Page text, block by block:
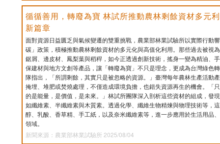
循循善用，轉廢為寶 林試所推動農林剩餘資材多元
新篇章
面對資源日益匱乏與氣候變遷的雙重挑戰，農業部林業試驗所以實際行動
碳」政策，積極推動農林剩餘資材的多元化與高值化利用。那些過去被視
鋸屑、邊皮材、鳳梨葉與稻稈，如今正透過創新技術，搖身一變為精油、
保建材與地方文創等產品，讓「轉廢為寶」不只是理念，更成為台灣綠色
隊指出，「所謂剩餘，其實只是被忽略的資源。」臺灣每年農林生產活動
掩埋、堆肥或焚燒處理，不僅造成環境負擔，也錯失資源再生的機會。「
的是能量，是價值，是未來。」林試所團隊深入剖析這些資材的組成，發
如纖維素、半纖維素與木質素。透過化學、纖維生物精煉與物理技術等，
醇、乳酸、香草精、手工紙，以及奈米纖維素等，進一步應用於生活用品
領域。
新聞來源：農業部林業試驗所 2025/08/04